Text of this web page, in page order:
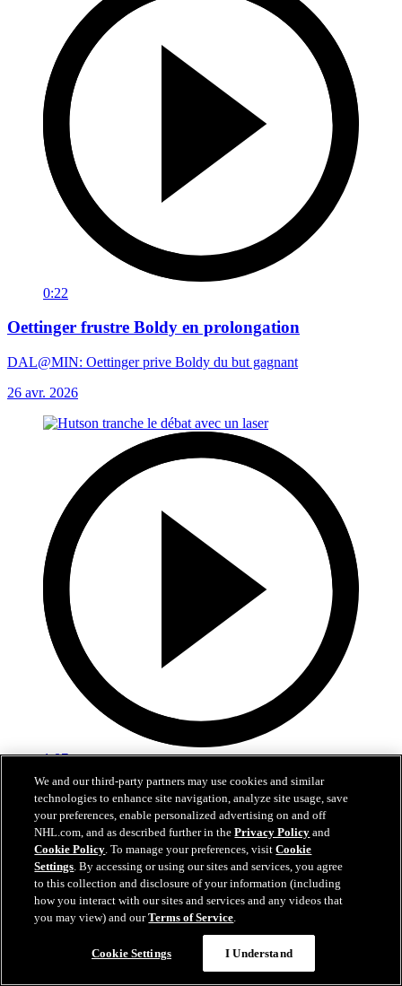
0:22
Oettinger frustre Boldy en prolongation
DAL@MIN: Oettinger prive Boldy du but gagnant
26 avr. 2026
1:07
Hutson tranche le débat avec un laser
TBL@MTL: Hutson décoche un boulet de canon en prolongation
25 avr. 2026
We and our third-party partners may use cookies and similar
technologies to enhance site navigation, analyze site usage, save
your preferences, enable personalized advertising on and off
NHL.com, and as described further in thePrivacy Policy and
Cookie Policy. To manage your preferences, visitCookie
Settings. By accessing or using our sites and services, you agree
to this collection and disclosure of your information (including
how you interact with our sites and services and any videos that
you may view) and ourTerms of Service.
Cookie Settings I Understand